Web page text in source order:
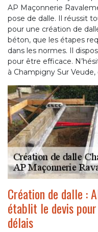
AP Maçonnerie
pose de dalle. Il réussit
pour une création de
béton, que les étapes
dans les normes. Il
pour être efficace.
à Champigny Sur Veude,
Création de dalle :
établit le devis
délais